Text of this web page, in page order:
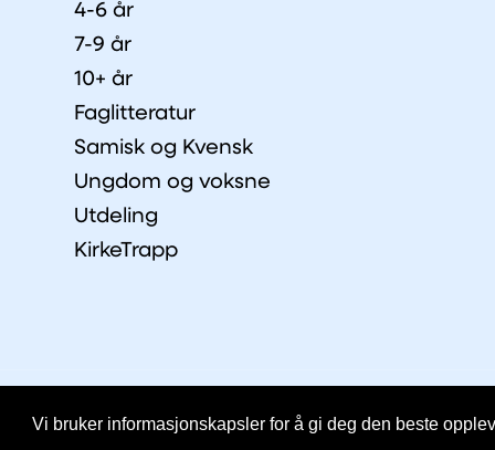
Vi bruker informasjonskapsler for å gi deg den beste
4-6 år
7-9 år
10+ år
Faglitteratur
Samisk og Kvensk
Ungdom og voksne
Utdeling
KirkeTrapp
© Copyright 2026 IKO | Personvernerklæring